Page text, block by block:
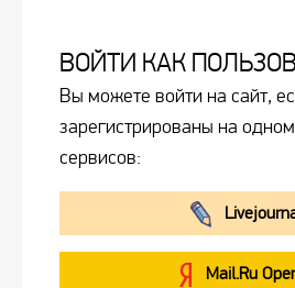
ВОЙТИ КАК
Вы можете войти на сайт,
зарегистрированы на одном
сервисов:
Mail.Ru